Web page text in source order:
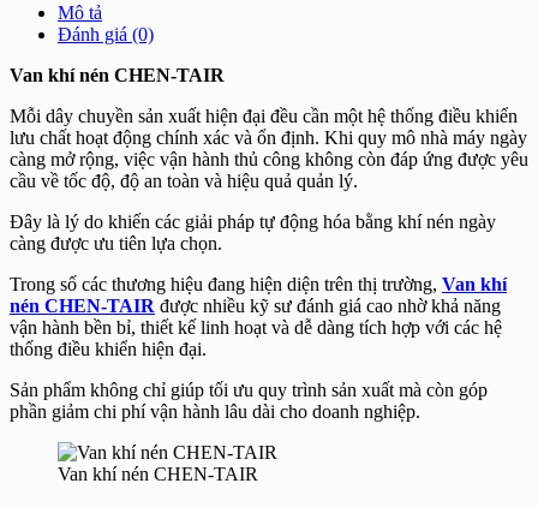
Mô tả
Đánh giá (0)
Van khí nén CHEN-TAIR
Mỗi dây chuyền sản xuất hiện đại đều cần một hệ thống điều khiển
lưu chất hoạt động chính xác và ổn định. Khi quy mô nhà máy ngày
càng mở rộng, việc vận hành thủ công không còn đáp ứng được yêu
cầu về tốc độ, độ an toàn và hiệu quả quản lý.
Đây là lý do khiến các giải pháp tự động hóa bằng khí nén ngày
càng được ưu tiên lựa chọn.
Trong số các thương hiệu đang hiện diện trên thị trường, Van khí
nén CHEN-TAIR được nhiều kỹ sư đánh giá cao nhờ khả năng
vận hành bền bỉ, thiết kế linh hoạt và dễ dàng tích hợp với các hệ
thống điều khiển hiện đại.
Sản phẩm không chỉ giúp tối ưu quy trình sản xuất mà còn góp
phần giảm chi phí vận hành lâu dài cho doanh nghiệp.
Van khí nén CHEN-TAIR